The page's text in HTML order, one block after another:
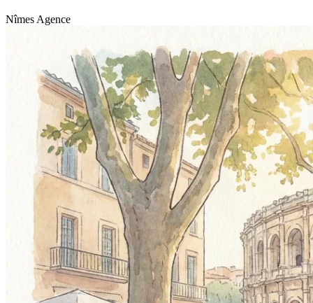
Nîmes Agence